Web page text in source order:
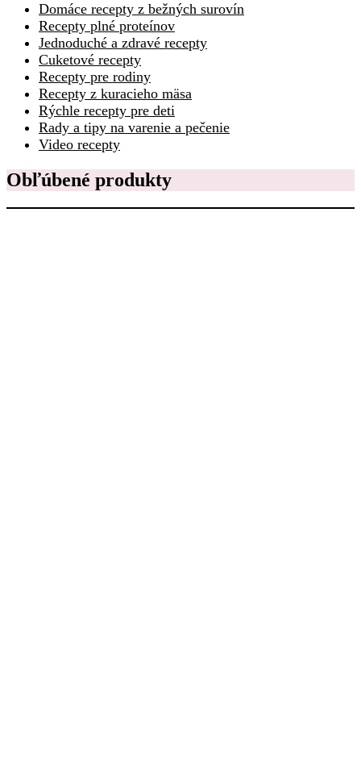
Domáce recepty z bežných surovín
Recepty plné proteínov
Jednoduché a zdravé recepty
Cuketové recepty
Recepty pre rodiny
Recepty z kuracieho mäsa
Rýchle recepty pre deti
Rady a tipy na varenie a pečenie
Video recepty
Obľúbené produkty